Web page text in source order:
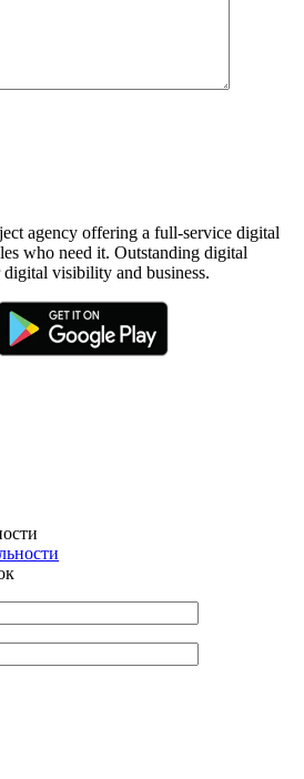
agency offering a full-service digital
who need it. Outstanding digital
visibility and business.